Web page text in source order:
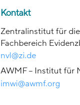
Kontakt
Zentralinstitut für
Fachbereich
nvl@zi.de
AWMF – Institut für
imwi@awmf.org